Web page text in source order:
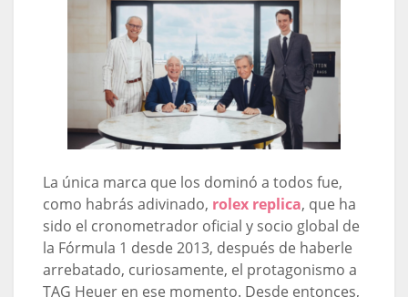
La única marca que los dominó a todos fue,
como habrás adivinado, rolex replica, que ha
sido el cronometrador oficial y socio global de
la Fórmula 1 desde 2013, después de haberle
arrebatado, curiosamente, el protagonismo a
TAG Heuer en ese momento. Desde entonces,